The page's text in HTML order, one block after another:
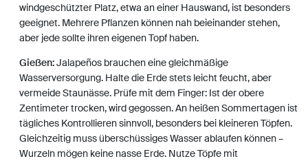
windgeschützter Platz, etwa an einer Hauswand, ist besonders
geeignet. Mehrere Pflanzen können nah beieinander stehen,
aber jede sollte ihren eigenen Topf haben.
Gießen:Jalapeños brauchen eine gleichmäßige
Wasserversorgung. Halte die Erde stets leicht feucht, aber
vermeide Staunässe. Prüfe mit dem Finger: Ist der obere
Zentimeter trocken, wird gegossen. An heißen Sommertagen ist
tägliches Kontrollieren sinnvoll, besonders bei kleineren Töpfen.
Gleichzeitig muss überschüssiges Wasser ablaufen können –
Wurzeln mögen keine nasse Erde. Nutze Töpfe mit